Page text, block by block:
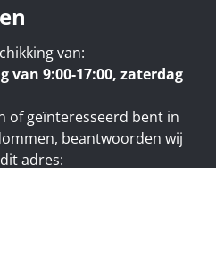
van:
van 9:00-17:00, zaterdag
of geïnteresseerd bent in
beantwoorden wij
adres: